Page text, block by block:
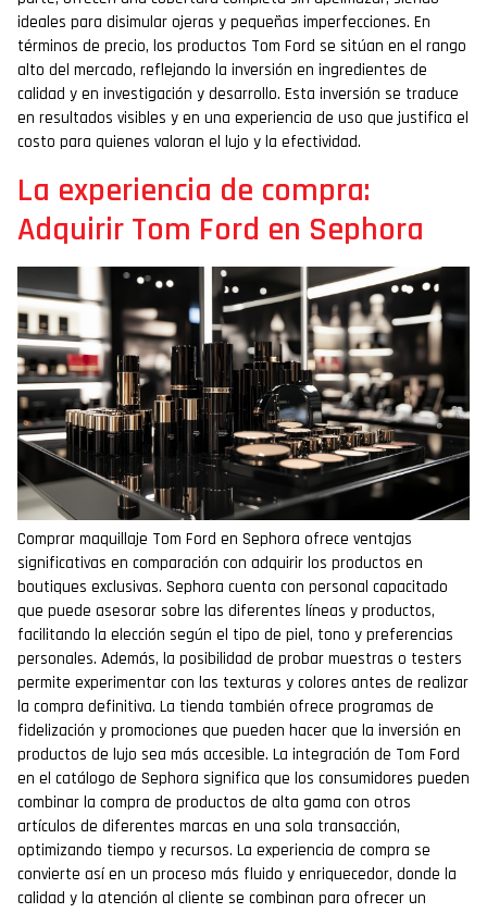
ideales para disimular ojeras y pequeñas imperfecciones. En
términos de precio, los productos Tom Ford se sitúan en el rango
alto del mercado, reflejando la inversión en ingredientes de
calidad y en investigación y desarrollo. Esta inversión se traduce
en resultados visibles y en una experiencia de uso que justifica el
costo para quienes valoran el lujo y la efectividad.
La experiencia de compra:
Adquirir Tom Ford en Sephora
Comprar maquillaje Tom Ford en Sephora ofrece ventajas
significativas en comparación con adquirir los productos en
boutiques exclusivas. Sephora cuenta con personal capacitado
que puede asesorar sobre las diferentes líneas y productos,
facilitando la elección según el tipo de piel, tono y preferencias
personales. Además, la posibilidad de probar muestras o testers
permite experimentar con las texturas y colores antes de realizar
la compra definitiva. La tienda también ofrece programas de
fidelización y promociones que pueden hacer que la inversión en
productos de lujo sea más accesible. La integración de Tom Ford
en el catálogo de Sephora significa que los consumidores pueden
combinar la compra de productos de alta gama con otros
artículos de diferentes marcas en una sola transacción,
optimizando tiempo y recursos. La experiencia de compra se
convierte así en un proceso más fluido y enriquecedor, donde la
calidad y la atención al cliente se combinan para ofrecer un